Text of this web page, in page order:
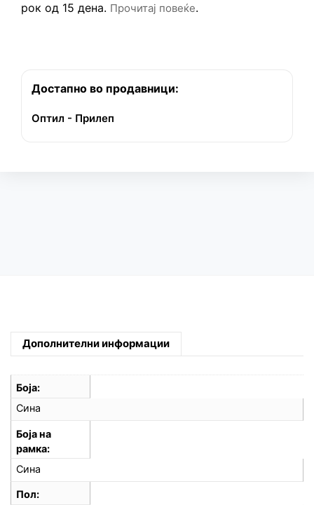
рок од 15 дена. Прочитај повеќе.
Достапно во продавници:
Оптил - Прилеп
Дополнителни информации
Боја
Сина
Боја на
рамка
Сина
Пол